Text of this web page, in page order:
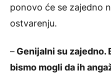
ponovo će se zajedno
ostvarenju.
– Genijalni su zajedno.
bismo mogli da ih